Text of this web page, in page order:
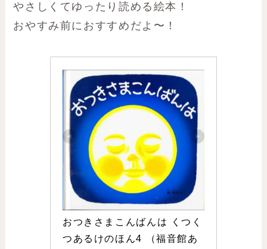
やさしくてゆったり読める絵本！
おやすみ前におすすめだよ〜！
おつきさまこんばんは くつく
つあるけのほん4 （福音館あ